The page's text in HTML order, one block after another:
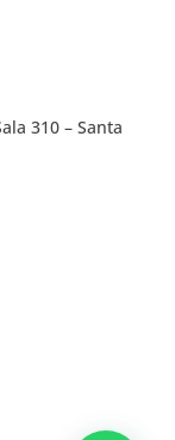
310 – Santa